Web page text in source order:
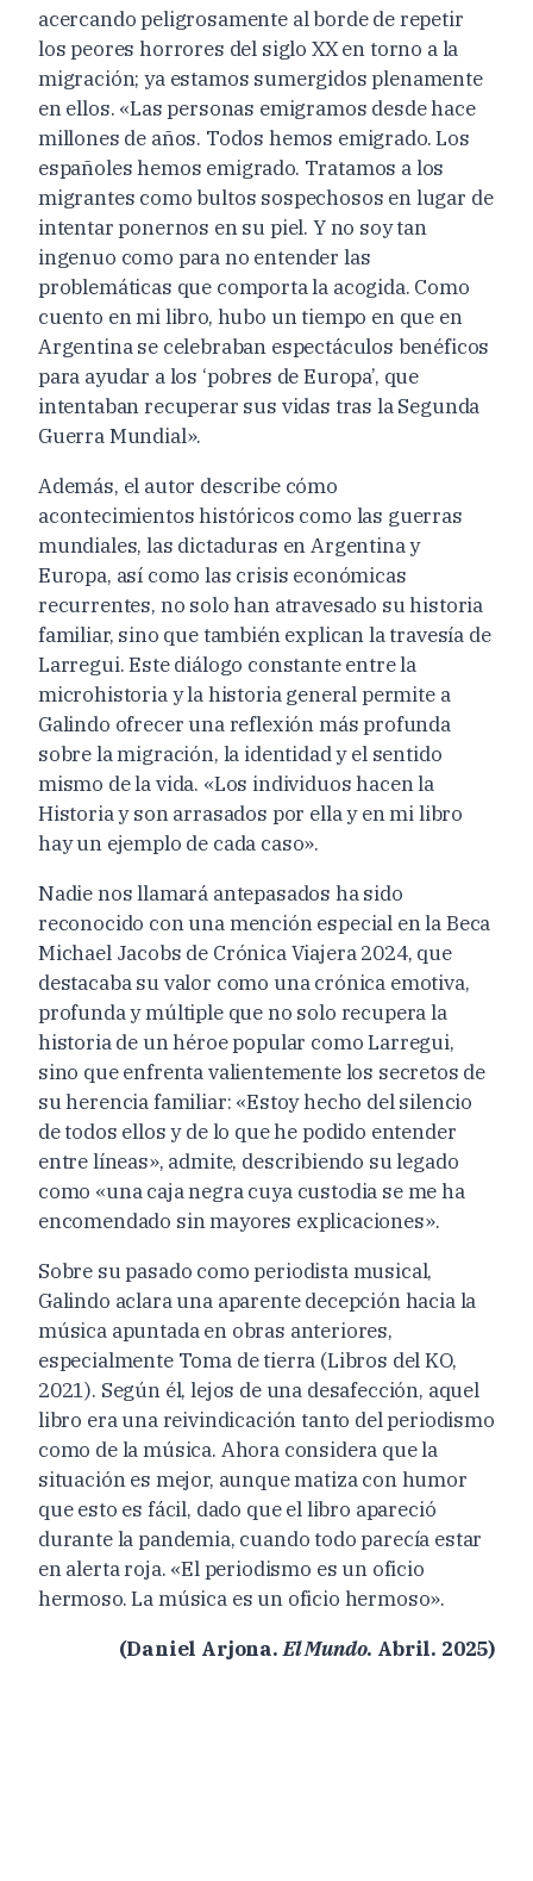
acercando peligrosamente al borde de repetir
los peores horrores del siglo XX en torno a la
migración; ya estamos sumergidos plenamente
en ellos. «Las personas emigramos desde hace
millones de años. Todos hemos emigrado. Los
españoles hemos emigrado. Tratamos a los
migrantes como bultos sospechosos en lugar de
intentar ponernos en su piel. Y no soy tan
ingenuo como para no entender las
problemáticas que comporta la acogida. Como
cuento en mi libro, hubo un tiempo en que en
Argentina se celebraban espectáculos benéficos
para ayudar a los ‘pobres de Europa’, que
intentaban recuperar sus vidas tras la Segunda
Guerra Mundial».
Además, el autor describe cómo
acontecimientos históricos como las guerras
mundiales, las dictaduras en Argentina y
Europa, así como las crisis económicas
recurrentes, no solo han atravesado su historia
familiar, sino que también explican la travesía de
Larregui. Este diálogo constante entre la
microhistoria y la historia general permite a
Galindo ofrecer una reflexión más profunda
sobre la migración, la identidad y el sentido
mismo de la vida. «Los individuos hacen la
Historia y son arrasados por ella y en mi libro
hay un ejemplo de cada caso».
Nadie nos llamará antepasados ha sido
reconocido con una mención especial en la Beca
Michael Jacobs de Crónica Viajera 2024, que
destacaba su valor como una crónica emotiva,
profunda y múltiple que no solo recupera la
historia de un héroe popular como Larregui,
sino que enfrenta valientemente los secretos de
su herencia familiar: «Estoy hecho del silencio
de todos ellos y de lo que he podido entender
entre líneas», admite, describiendo su legado
como «una caja negra cuya custodia se me ha
encomendado sin mayores explicaciones».
Sobre su pasado como periodista musical,
Galindo aclara una aparente decepción hacia la
música apuntada en obras anteriores,
especialmente Toma de tierra (Libros del KO,
2021). Según él, lejos de una desafección, aquel
libro era una reivindicación tanto del periodismo
como de la música. Ahora considera que la
situación es mejor, aunque matiza con humor
que esto es fácil, dado que el libro apareció
durante la pandemia, cuando todo parecía estar
en alerta roja. «El periodismo es un oficio
hermoso. La música es un oficio hermoso».
(Daniel Arjona.El Mundo. Abril. 2025)